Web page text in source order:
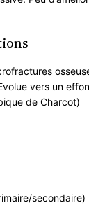
vers un
de Charcot)
secondaire)